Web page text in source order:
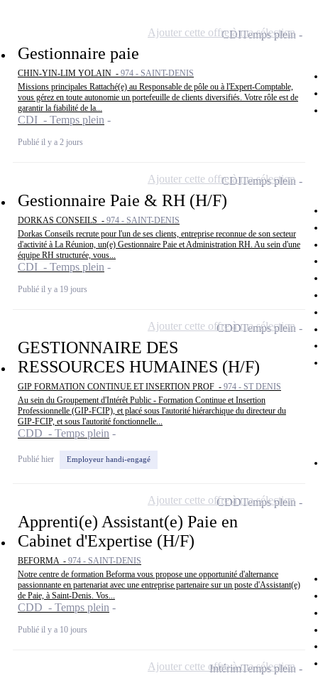
Gestionnaire paie
CHIN-YIN-LIM YOLAIN - 974 - SAINT-DENIS
Missions principales Rattaché(e) au Responsable de pôle ou à l'Expert-Comptable,
vous gérez en toute autonomie un portefeuille de clients diversifiés. Votre rôle est de
garantir la fiabilité de la...
CDI - Temps plein
Publié il y a 2 jours
CDITemps plein
Ajouter cette offre à ma sélection
Gestionnaire Paie & RH (H/F)
DORKAS CONSEILS - 974 - SAINT-DENIS
Dorkas Conseils recrute pour l'un de ses clients, entreprise reconnue de son secteur
d'activité à La Réunion, un(e) Gestionnaire Paie et Administration RH. Au sein d'une
équipe RH structurée, vous...
CDI - Temps plein
Publié il y a 19 jours
CDITemps plein
Ajouter cette offre à ma sélection
GESTIONNAIRE DES
RESSOURCES HUMAINES (H/F)
GIP FORMATION CONTINUE ET INSERTION PROF - 974 - ST DENIS
Au sein du Groupement d'Intérêt Public - Formation Continue et Insertion
Professionnelle (GIP-FCIP), et placé sous l'autorité hiérarchique du directeur du
GIP-FCIP, et sous l'autorité fonctionnelle...
CDD - Temps plein
Publié hier Employeur handi-engagé
CDDTemps plein
Ajouter cette offre à ma sélection
Apprenti(e) Assistant(e) Paie en
Cabinet d'Expertise (H/F)
BEFORMA - 974 - SAINT-DENIS
Notre centre de formation Beforma vous propose une opportunité d'alternance
passionnante en partenariat avec une entreprise partenaire sur un poste d'Assistant(e)
de Paie, à Saint-Denis. Vos...
CDD - Temps plein
Publié il y a 10 jours
CDDTemps plein
Ajouter cette offre à ma sélection
IntérimTemps plein
Ajouter cette offre à ma sélection